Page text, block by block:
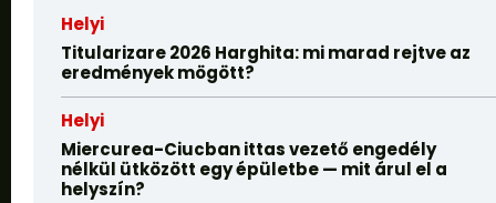
Helyi
Titularizare 2026 Harghita: mi marad rejtve az
eredmények mögött?
Helyi
Miercurea-Ciucban ittas vezető engedély
nélkül ütközött egy épületbe — mit árul el a
helyszín?